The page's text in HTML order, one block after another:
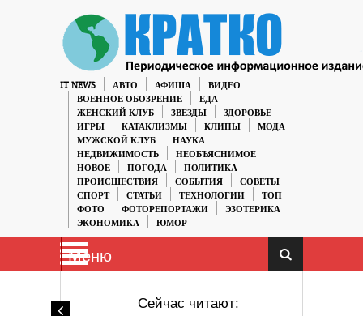
IT NEWS АВТО АФИША
ВИДЕО
ВОЕННОЕ ОБОЗРЕНИЕ
ЕДА
ЖЕНСКИЙ КЛУБ
ЗВЕЗДЫ
ЗДОРОВЬЕ
ИГРЫ
КАТАКЛИЗМЫ КЛИПЫ
МОДА
МУЖСКОЙ КЛУБ
НАУКА
НЕДВИЖИМОСТЬ
НЕОБЪЯСНИМОЕ
НОВОЕ
ПОГОДА
ПОЛИТИКА
ПРОИСШЕСТВИЯ
СОБЫТИЯ
СОВЕТЫ
СПОРТ
СТАТЬИ ТЕХНОЛОГИИ
ТОП
ФОТО
ФОТОРЕПОРТАЖИ
ЭЗОТЕРИКА
ЭКОНОМИКА
ЮМОР
Меню
Сейчас читают: